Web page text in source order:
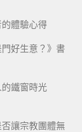
的體驗心得
好生意？》書
鐵窗時光
讓宗教團體無